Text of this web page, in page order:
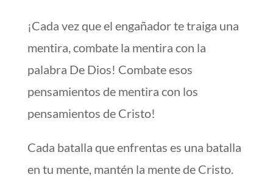
¡Cada vez que el engañador te traiga una
mentira, combate la mentira con la
palabra De Dios! Combate esos
pensamientos de mentira con los
pensamientos de Cristo!
Cada batalla que enfrentas es una batalla
en tu mente, mantén la mente de Cristo.